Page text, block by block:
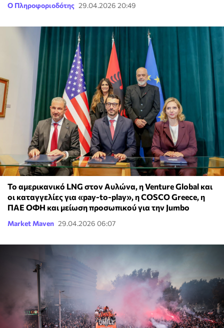
Ο Πληροφοριοδότης 29.04.2026 20:49
Το αμερικανικό LNG στον Αυλώνα, η Venture Global και
οι καταγγελίες για «pay-to-play», η COSCO Greece, η
ΠΑΕ ΟΦΗ και μείωση προσωπικού για την Jumbo
Market Maven 29.04.2026 06:07